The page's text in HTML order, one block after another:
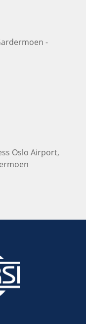
-
Oslo Airport,